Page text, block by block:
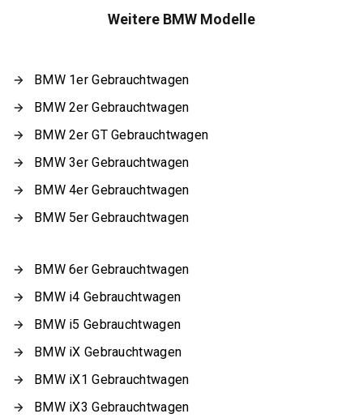
Weitere BMW Modelle
BMW 1er Gebrauchtwagen
BMW 2er Gebrauchtwagen
BMW 2er GT Gebrauchtwagen
BMW 3er Gebrauchtwagen
BMW 4er Gebrauchtwagen
BMW 5er Gebrauchtwagen
BMW 6er Gebrauchtwagen
BMW i4 Gebrauchtwagen
BMW i5 Gebrauchtwagen
BMW iX Gebrauchtwagen
BMW iX1 Gebrauchtwagen
BMW iX3 Gebrauchtwagen